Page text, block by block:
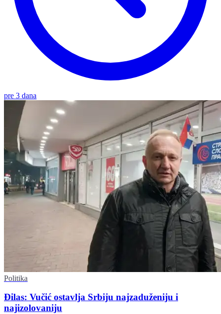
pre 3 dana
Politika
Đilas: Vučić ostavlja Srbiju najzaduženiju i
najizolovaniju